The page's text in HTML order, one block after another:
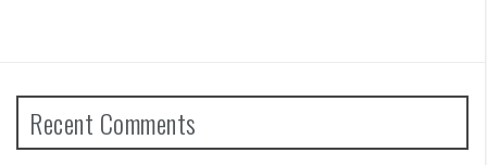
Recent Comments